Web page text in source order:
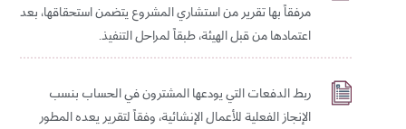
مرفقاً بها تقرير من استشاري المشروع يتضمن استحقاقها، بعد
اعتمادها من قبل الهيئة، طبقاً لمراحل التنفيذ.
ربط الدفعات التي يودعها المشترون في الحساب بنسب
الإنجاز الفعلية للأعمال الإنشائية، وفقاً لتقرير يعده المطور